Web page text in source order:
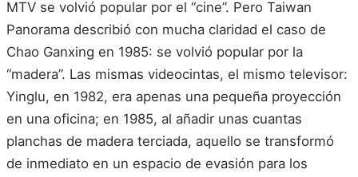
MTV se volvió popular por el “cine”. Pero Taiwan
Panorama describió con mucha claridad el caso de
Chao Ganxing en 1985: se volvió popular por la
“madera”. Las mismas videocintas, el mismo televisor:
Yinglu, en 1982, era apenas una pequeña proyección
en una oficina; en 1985, al añadir unas cuantas
planchas de madera terciada, aquello se transformó
de inmediato en un espacio de evasión para los